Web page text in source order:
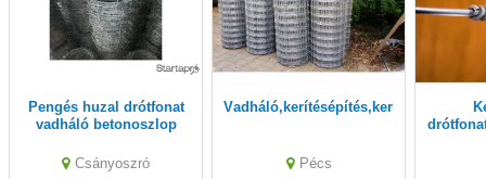
pengés huzal drótfonat
vadháló betonoszlop
kerítésdrót tüskés drót
Csányoszró Pécs
kerítésdrót,